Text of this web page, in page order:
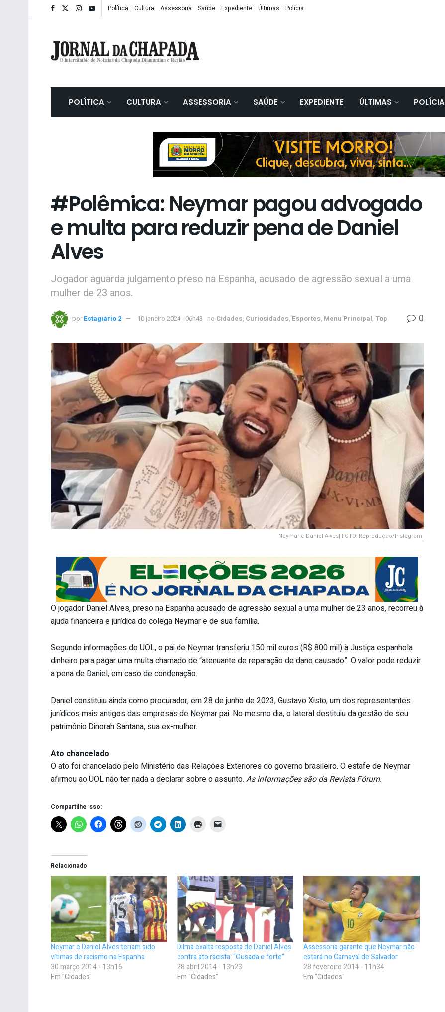
Política Cultura Assessoria Saúde Expediente Últimas Polícia
POLÍTICA CULTURA ASSESSORIA SAÚDE EXPEDIENTE ÚLTIMAS POLÍCIA
#Polêmica: Neymar pagou advogado
e multa para reduzir pena de Daniel
Alves
Jogador aguarda julgamento preso na Espanha, acusado de agressão sexual a uma
mulher de 23 anos.
por Estagiário 2 10 janeiro 2024 - 06h43 no Cidades, Curiosidades, Esportes, Menu Principal, Top 0
Neymar e Daniel Alves| FOTO: Reprodução/Instagram|
O jogador Daniel Alves, preso na Espanha acusado de agressão sexual a uma mulher de 23 anos, recorreu à
ajuda financeira e jurídica do colega Neymar e de sua família.
Segundo informações do UOL, o pai de Neymar transferiu 150 mil euros (R$ 800 mil) à Justiça espanhola
dinheiro para pagar uma multa chamado de “atenuante de reparação de dano causado”. O valor pode reduzir
a pena de Daniel, em caso de condenação.
Daniel constituiu ainda como procurador, em 28 de junho de 2023, Gustavo Xisto, um dos representantes
jurídicos mais antigos das empresas de Neymar pai. No mesmo dia, o lateral destituiu da gestão de seu
patrimônio Dinorah Santana, sua ex-mulher.
Ato chancelado
O ato foi chancelado pelo Ministério das Relações Exteriores do governo brasileiro. O estafe de Neymar
afirmou ao UOL não ter nada a declarar sobre o assunto. As informações são da Revista Fórum.
Compartilhe isso:
Relacionado
Neymar e Daniel Alves teriam sido
vítimas de racismo na Espanha
30 março 2014 - 13h16
Em "Cidades"
Dilma exalta resposta de Daniel Alves
contra ato racista: “Ousada e forte”
28 abril 2014 - 13h23
Em "Cidades"
Assessoria garante que Neymar não
estará no Carnaval de Salvador
28 fevereiro 2014 - 11h34
Em "Cidades"